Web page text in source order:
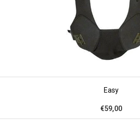
Easy
€59,00